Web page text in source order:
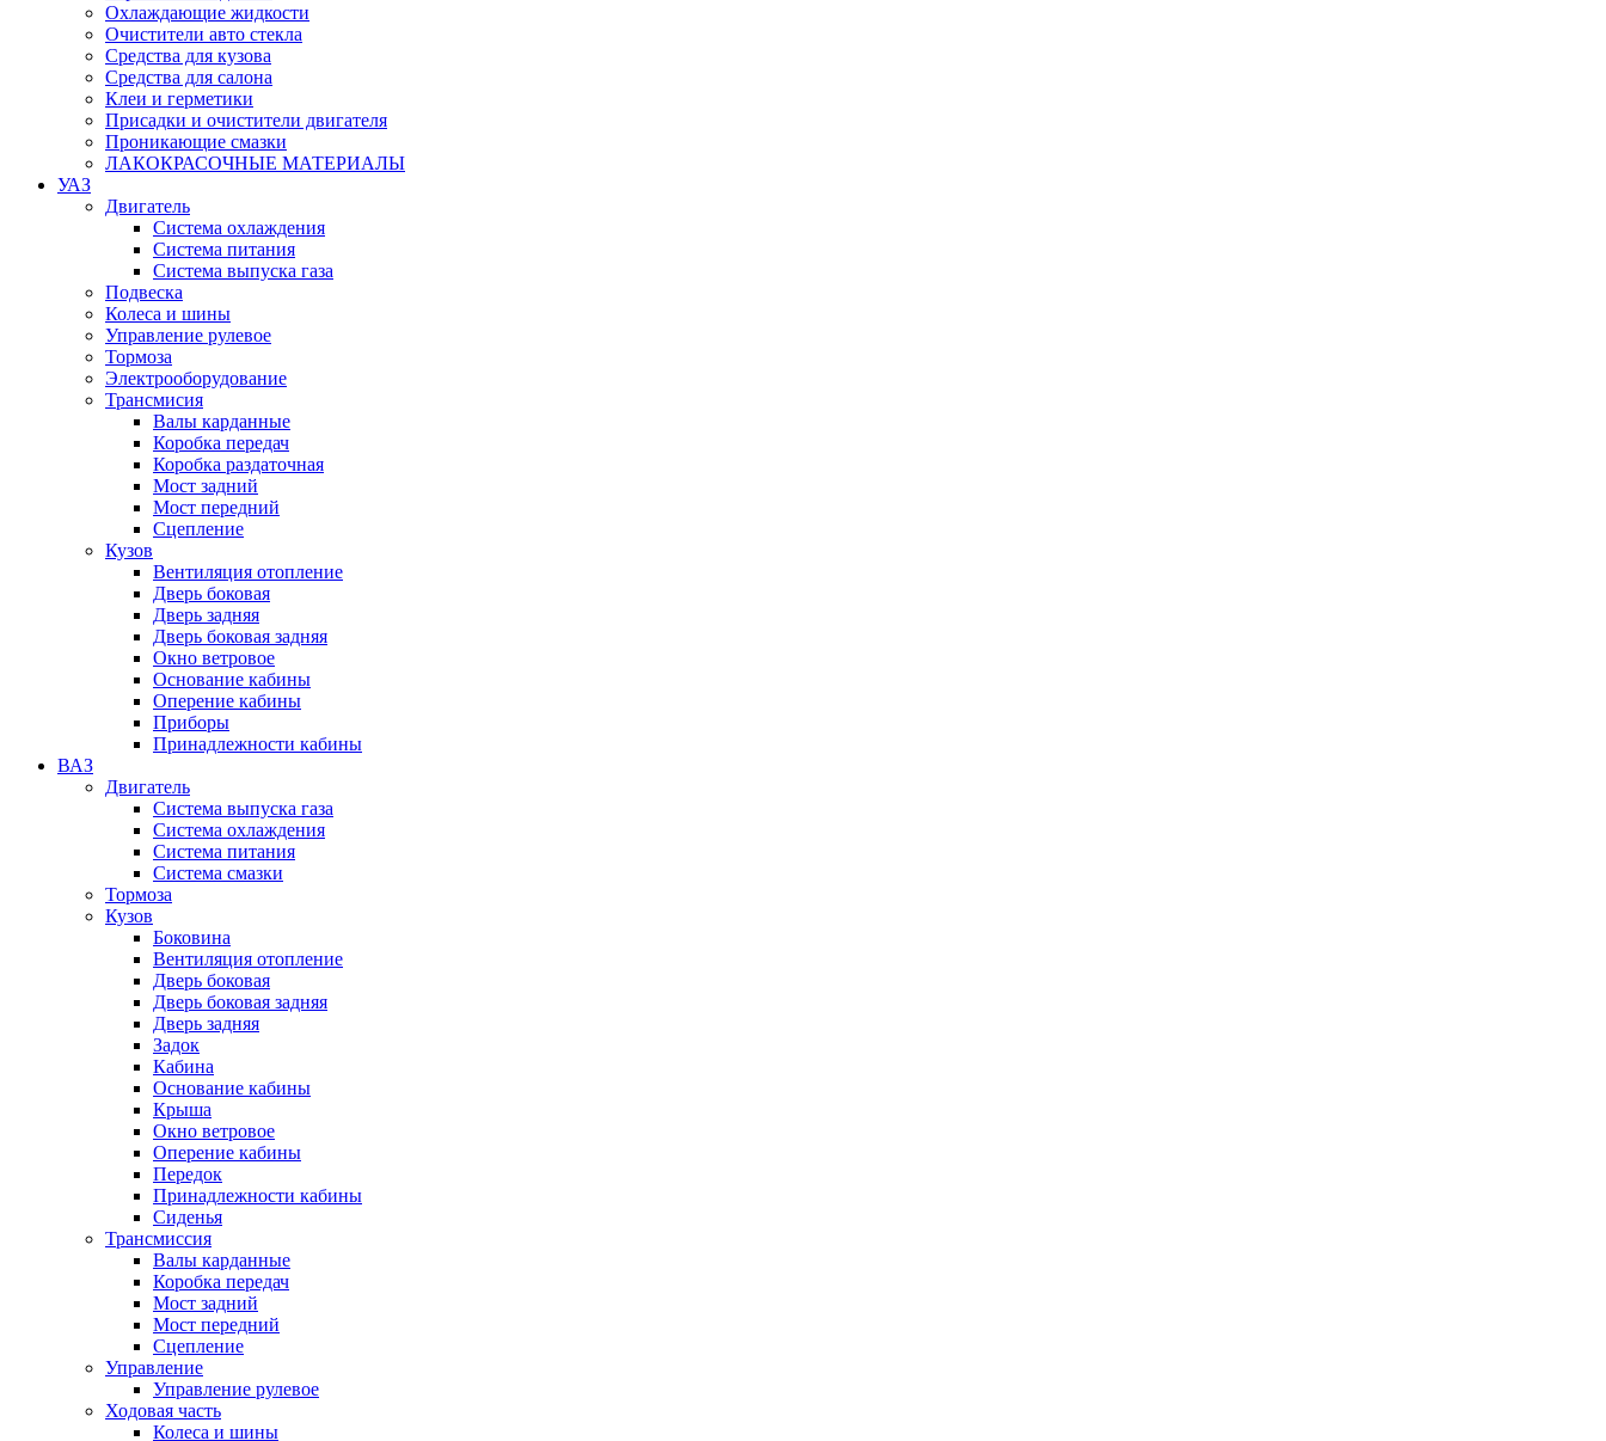
Охлаждающие жидкости
Очистители авто стекла
Средства для кузова
Средства для салона
Клеи и герметики
Присадки и очистители двигателя
Проникающие смазки
ЛАКОКРАСОЧНЫЕ МАТЕРИАЛЫ
УАЗ
Двигатель
Система охлаждения
Система питания
Система выпуска газа
Подвеска
Колеса и шины
Управление рулевое
Тормоза
Электрооборудование
Трансмисия
Валы карданные
Коробка передач
Коробка раздаточная
Мост задний
Мост передний
Сцепление
Кузов
Вентиляция отопление
Дверь боковая
Дверь задняя
Дверь боковая задняя
Окно ветровое
Основание кабины
Оперение кабины
Приборы
Принадлежности кабины
ВАЗ
Двигатель
Система выпуска газа
Система охлаждения
Система питания
Система смазки
Тормоза
Кузов
Боковина
Вентиляция отопление
Дверь боковая
Дверь боковая задняя
Дверь задняя
Задок
Кабина
Основание кабины
Крыша
Окно ветровое
Оперение кабины
Передок
Принадлежности кабины
Сиденья
Трансмиссия
Валы карданные
Коробка передач
Мост задний
Мост передний
Сцепление
Управление
Управление рулевое
Ходовая часть
Колеса и шины